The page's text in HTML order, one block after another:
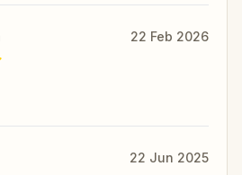
22 Feb 2026
22 Jun 2025